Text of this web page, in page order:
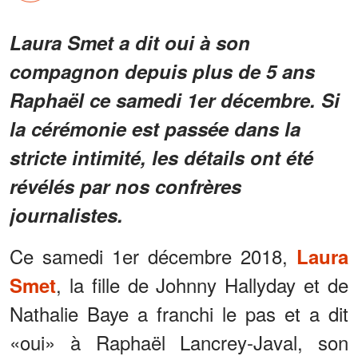
Laura Smet a dit oui à son
compagnon depuis plus de 5 ans
Raphaël ce samedi 1er décembre. Si
la cérémonie est passée dans la
stricte intimité, les détails ont été
révélés par nos confrères
journalistes.
Ce samedi 1er décembre 2018, Laura
Smet, la fille de Johnny Hallyday et de
Nathalie Baye a franchi le pas et a dit
«oui» à Raphaël Lancrey-Javal, son